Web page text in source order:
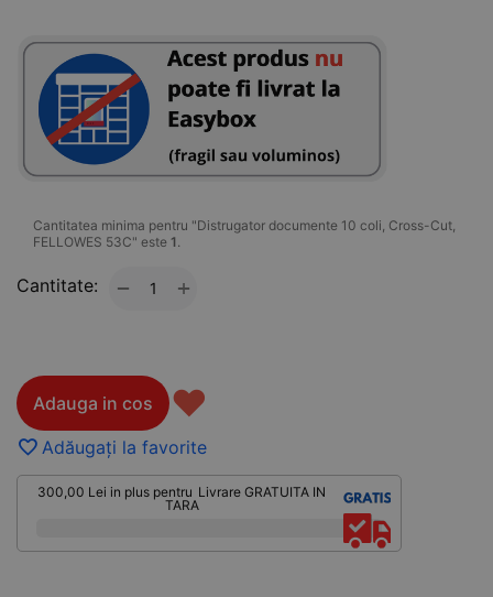
Cantitatea minima pentru "Distrugator documente 10 coli, Cross-Cut,
FELLOWES 53C" este 1.
Cantitate: +
−
Adauga in cos ♥
Adăugați la favorite
300,00 Lei in plus pentru Livrare GRATUITA IN
TARA